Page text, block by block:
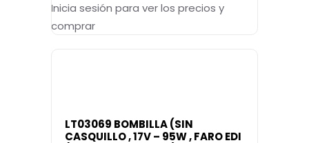
Inicia sesión para ver los precios y
comprar
LT03069 BOMBILLA (SIN
CASQUILLO , 17V – 95W , FARO EDI